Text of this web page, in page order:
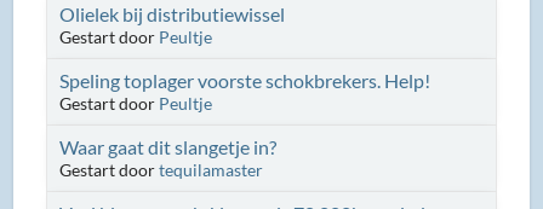
Olielek bij distributiewissel
Gestart door Peultje
Speling toplager voorste schokbrekers. Help!
Gestart door Peultje
Waar gaat dit slangetje in?
Gestart doortequilamaster